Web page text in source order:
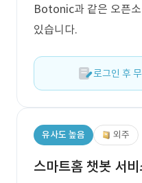
Botonic과 같은 오픈
있습니다.
로그인 후
유사도 높음 외주
스마트홈 챗봇 서